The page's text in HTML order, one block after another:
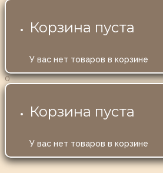
Корзина пуста
У вас нет товаров в корзине
0
Корзина пуста
У вас нет товаров в корзине